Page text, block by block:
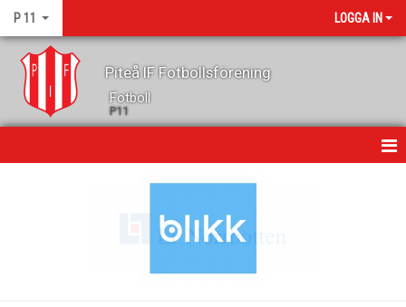
P 11 LOGGA IN
Piteå IF Fotbollsförening
Fotboll
P11